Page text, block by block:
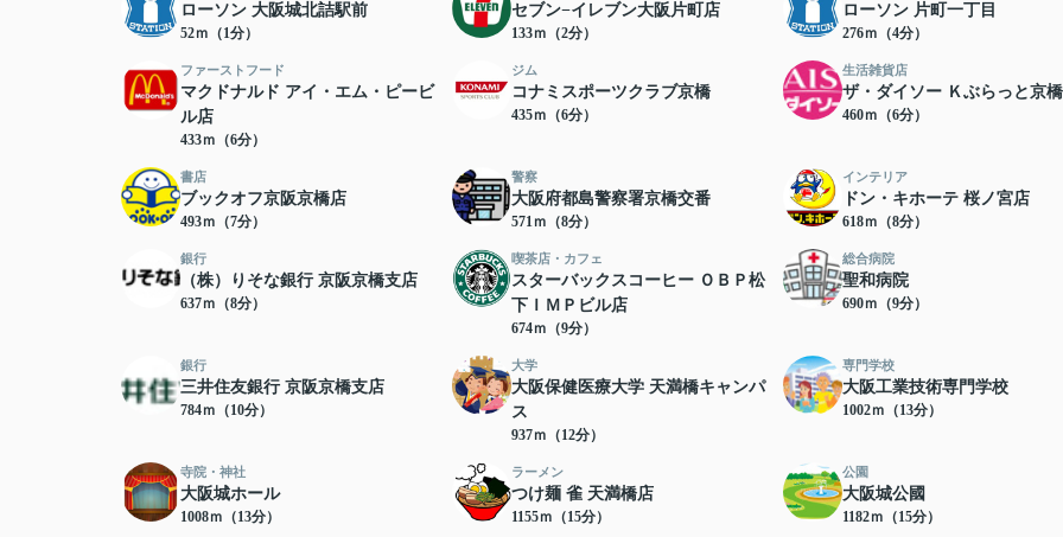
ローソン 大阪城北詰駅前
52ｍ（1分）
セブン−イレブン大阪片町店
133ｍ（2分）
ローソン 片町一丁目
276ｍ（4分）
ファーストフード
マクドナルド アイ・エム・ピービ
ル店
433ｍ（6分）
ジム
コナミスポーツクラブ京橋
435ｍ（6分）
生活雑貨店
ザ・ダイソー Ｋぶらっと京
460ｍ（6分）
書店
ブックオフ京阪京橋店
493ｍ（7分）
警察
大阪府都島警察署京橋交番
571ｍ（8分）
インテリア
ドン・キホーテ 桜ノ宮店
618ｍ（8分）
銀行
（株）りそな銀行 京阪京橋支店
637ｍ（8分）
喫茶店・カフェ
スターバックスコーヒー ＯＢＰ松
下ＩＭＰビル店
674ｍ（9分）
総合病院
聖和病院
690ｍ（9分）
銀行
三井住友銀行 京阪京橋支店
784ｍ（10分）
大学
大阪保健医療大学 天満橋キャンパ
ス
937ｍ（12分）
専門学校
大阪工業技術専門学校
1002ｍ（13分）
寺院・神社
大阪城ホール
1008ｍ（13分）
ラーメン
つけ麺 雀 天満橋店
1155ｍ（15分）
公園
大阪城公國
1182ｍ（15分）